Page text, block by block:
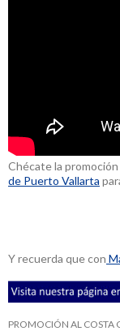
Chécate la
de Puerto Vallarta
Y recuerda que con
PROMOCIÓN AL COSTA